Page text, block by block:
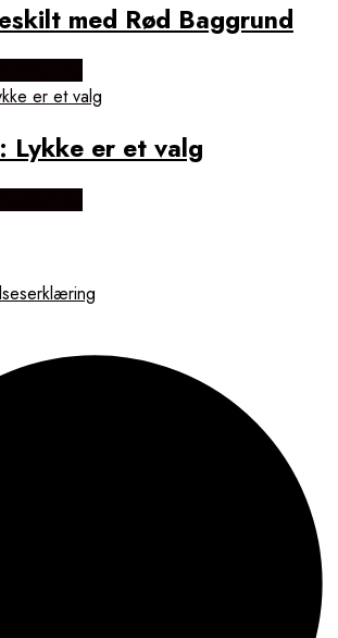
med Rød Baggrund
er et valg